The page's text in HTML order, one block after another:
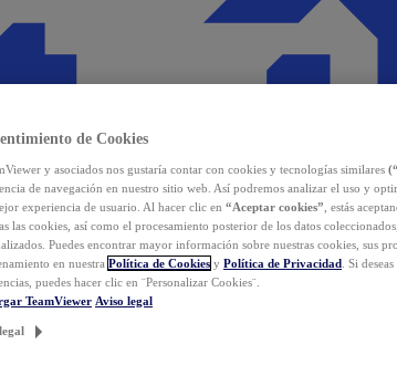
de Cookies
y asociados nos gustaría contar con cookies y tecnologías similares
de navegación en nuestro sitio web. Así podremos analizar el uso y
experiencia de usuario. Al hacer clic en “Aceptar cookies” , estás
las cookies, así como el procesamiento posterior de los datos
Puedes encontrar mayor información sobre nuestras cookies, sus
en nuestra Política de Cookies y Política de Privacidad . Si
puedes hacer clic en ¨Personalizar Cookies¨.
TeamViewer Aviso legal